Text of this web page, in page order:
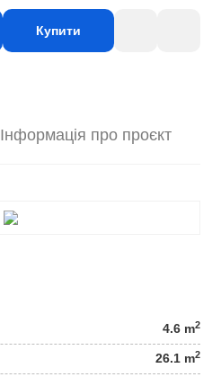
Купити
Інформація про проєкт
4.6 m2
26.1 m2